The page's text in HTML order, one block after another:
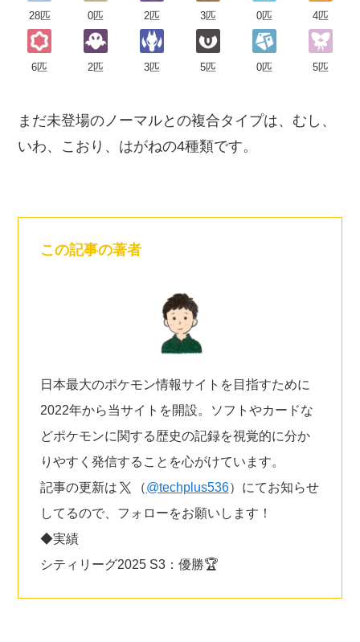
28匹 0匹 2匹 3匹 0匹 4匹
6匹 2匹 3匹 5匹 0匹 5匹
まだ未登場のノーマルとの複合タイプは、むし、
いわ、こおり、はがねの4種類です。
この記事の著者
日本最大のポケモン情報サイトを目指すために
2022年から当サイトを開設。ソフトやカードな
どポケモンに関する歴史の記録を視覚的に分か
りやすく発信することを心がけています。
記事の更新は
（@techplus536）にてお知らせ
してるので、フォローをお願いします！
◆実績
シティリーグ2025 S3：優勝🏆